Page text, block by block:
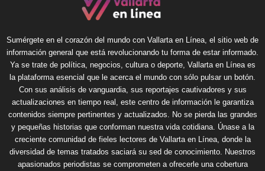
Sumérgete en el corazón del mundo con Vallarta en Línea, el sitio web de
información general que está revolucionando tu forma de estar informado.
Ya se trate de política, negocios, cultura o deporte, Vallarta en Línea es
la plataforma esencial que le acerca el mundo con sólo pulsar un botón.
Con sus análisis de vanguardia, sus reportajes cautivadores y sus
actualizaciones en tiempo real, este centro de información le garantiza
contenidos siempre pertinentes y actualizados. No se pierda las grandes
y pequeñas historias que conforman nuestra vida cotidiana. Únase a la
creciente comunidad de fieles lectores de Vallarta en Línea, donde la
diversidad de temas tratados saciará su sed de conocimiento. Nuestros
apasionados periodistas se comprometen a ofrecerle una cobertura